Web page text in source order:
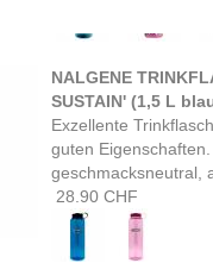
NALGENE
SUSTAIN' (1,5 L
Exzellente
guten Eigenschaften.
geschmacksneutral,
28.90 CHF